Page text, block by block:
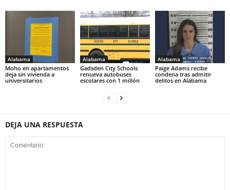
Alabama
Moho en apartamentos
deja sin vivienda a
universitarios
Alabama
Gadsden City Schools
renueva autobuses
escolares con 1 millón
Alabama
Paige Adams recibe
condena tras admitir
delitos en Alabama
DEJA UNA RESPUESTA